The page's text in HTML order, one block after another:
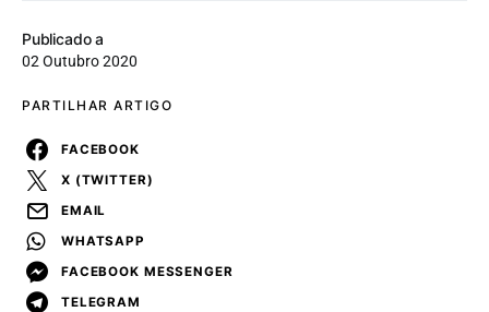
Publicado a
02 Outubro 2020
PARTILHAR ARTIGO
FACEBOOK
X (TWITTER)
EMAIL
WHATSAPP
FACEBOOK MESSENGER
TELEGRAM